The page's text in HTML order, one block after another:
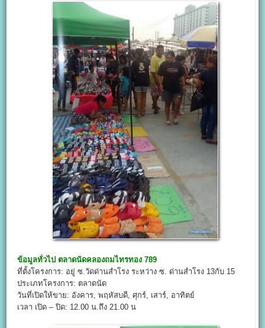
ข้อมูลทั่วไป ตลาดนัดคลองถมไทรทอง 789
ที่ตั้งโครงการ: อยู่ ซ.วัดด่านสำโรง ระหว่าง ซ. ด่านสำโรง 13กับ 15
ประเภทโครงการ: ตลาดนัด
วันที่เปิดให้ขาย: อังคาร, พฤหัสบดี, ศุกร์, เสาร์, อาทิตย์
เวลา เปิด – ปิด: 12.00 น.ถึง 21.00 น